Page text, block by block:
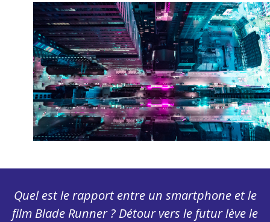
Quel est le rapport entre un smartphone et le
film Blade Runner? Détour vers le futur lève le